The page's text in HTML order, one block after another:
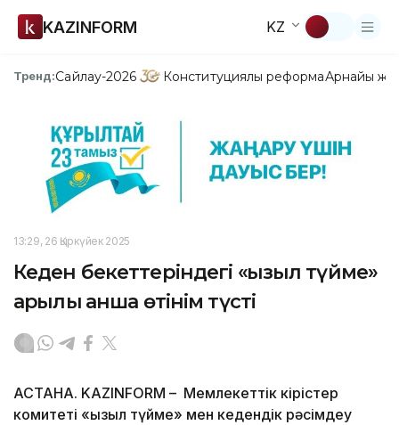
KAZINFORM KZ
Тренд:Сайлау-2026 Конституциялық реформаАрнайы
13:29, 26 Қыркүйек 2025
Кеден бекеттеріндегі «қызыл түйме»
арқылы қанша өтінім түсті
АСТАНА. KAZINFORM – Мемлекеттік кірістер
комитеті «қызыл түйме» мен кедендік рәсімдеу